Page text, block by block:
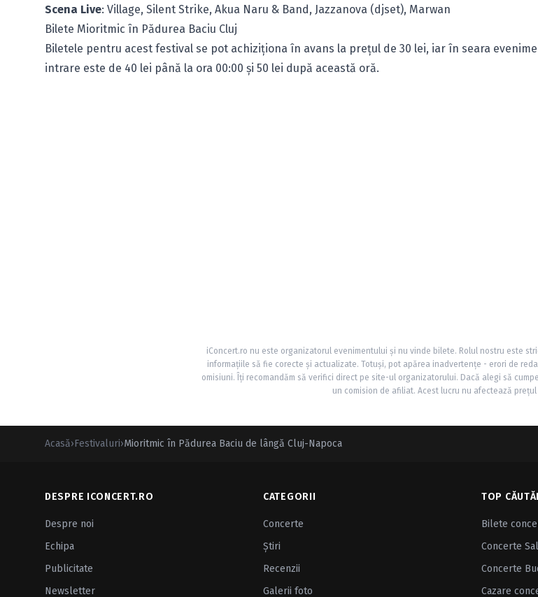
Scena Live: Village, Silent Strike, Akua Naru & Band, Jazzanova (djset), Marwan
Bilete Mioritmic în Pădurea Baciu Cluj
Biletele pentru acest festival se pot achiziţiona în avans la preţul de 30 lei, iar în seara
intrare este de 40 lei până la ora 00:00 şi 50 lei după această oră.
iConcert.ro nu este organizatorul evenimentului și nu vinde bilete. Rolul nostru este
informațiile să fie corecte și actualizate. Totuși, pot apărea inadvertențe - erori de
omisiuni. Îți recomandăm să verifici direct pe site-ul organizatorului. Dacă alegi să
un comision de afiliat. Acest lucru nu afectează
Acasă›Festivaluri›Mioritmic în Pădurea Baciu de lângă Cluj-Napoca
DESPRE ICONCERT.RO
Despre noi
Echipa
Publicitate
Newsletter
CATEGORII
Concerte
Ştiri
Recenzii
Galerii foto
TOP
Bilete
Concerte
Concerte
Cazare